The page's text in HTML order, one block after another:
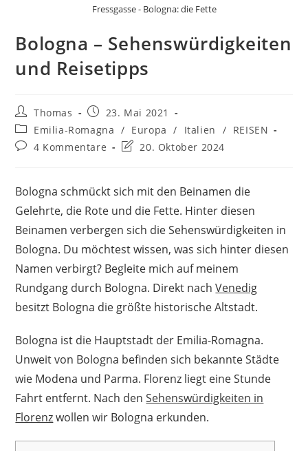
Fressgasse - Bologna: die Fette
Bologna – Sehenswürdigkeiten
und Reisetipps
Beitrags-
Autor:
Thomas
Beitrag
veröffentlicht:
23. Mai 2021
Beitrags-
Kategorie:
Emilia-Romagna / Europa / Italien / REISEN
Beitrags-
4 Kommentare
Beitrag
am:
20. Oktober 2024
Bologna schmückt sich mit den Beinamen die
Gelehrte, die Rote und die Fette. Hinter diesen
Beinamen verbergen sich die Sehenswürdigkeiten in
Bologna. Du möchtest wissen, was sich hinter diesen
Namen verbirgt? Begleite mich auf meinem
Rundgang durch Bologna. Direkt nachVenedig
besitzt Bologna die größte historische Altstadt.
Bologna ist die Hauptstadt der Emilia-Romagna.
Unweit von Bologna befinden sich bekannte Städte
wie Modena und Parma. Florenz liegt eine Stunde
Fahrt entfernt. Nach denSehenswürdigkeiten in
Florenzwollen wir Bologna erkunden.